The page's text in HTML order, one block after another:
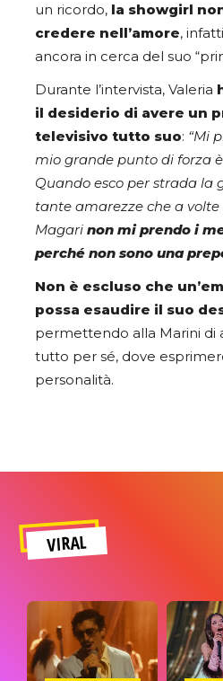
un ricordo, la showgirl
credere nell’amore,
ancora in cerca del suo
Durante l’intervista, Valeria
il desiderio di avere un
televisivo tutto suo: “Mi
mio grande punto di forza
Quando esco per strada la
tante amarezze che a volte
Magari non mi prendo i
perché non sono una
Non è escluso che
possa esaudire il suo
permettendo alla Marini di
tutto per sé, dove
personalità.
VIRAL